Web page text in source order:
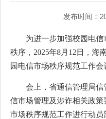
发布时间：
为进一步加强校园电
秩序，2025年8月12日，海
园电信市场秩序规范工作会
会上，省通信管理局
信市场管理及涉诈相关政
市场秩序规范工作进行动员